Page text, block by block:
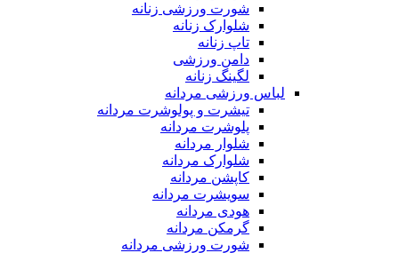
شورت ورزشی زنانه
شلوارک زنانه
تاپ زنانه
دامن ورزشی
لگینگ زنانه
لباس ورزشی مردانه
تیشرت و پولوشرت مردانه
پلوشرت مردانه
شلوار مردانه
شلوارک مردانه
کاپشن مردانه
سویشرت مردانه
هودی مردانه
گرمکن مردانه
شورت ورزشی مردانه